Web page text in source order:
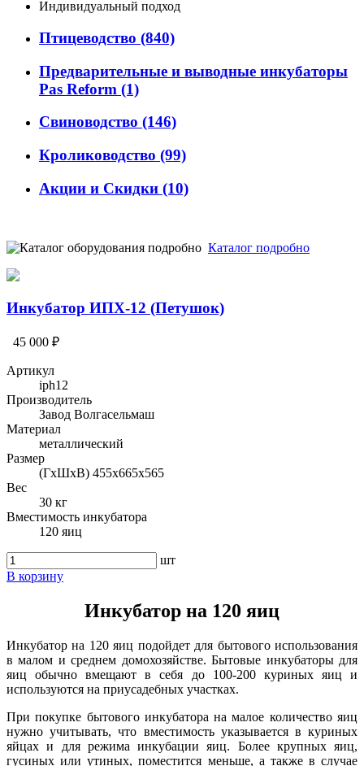
Индивидуальный подход
Птицеводство (840)
Предварительные и выводные инкубаторы
Pas Reform (1)
Свиноводство (146)
Кролиководство (99)
Акции и Скидки (10)
Каталог подробно
Инкубатор ИПХ-12 (Петушок)
45 000 ₽
Артикул
iph12
Производитель
Завод Волгасельмаш
Материал
металлический
Размер
(ГхШхВ) 455х665х565
Вес
30 кг
Вместимость инкубатора
120 яиц
шт
В корзину
Инкубатор на 120 яиц
Инкубатор на 120 яиц подойдет для бытового использования
в малом и среднем домохозяйстве. Бытовые инкубаторы для
яиц обычно вмещают в себя до 100-200 куриных яиц и
используются на приусадебных участках.
При покупке бытового инкубатора на малое количество яиц
нужно учитывать, что вместимость указывается в куриных
яйцах и для режима инкубации яиц. Более крупных яиц,
гусиных или утиных, поместится меньше, а также в случае